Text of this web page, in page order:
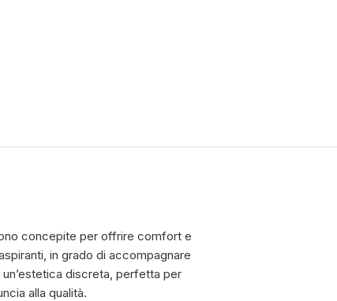
concepite per offrire comfort e
in grado di accompagnare
discreta, perfetta per
alla qualità.